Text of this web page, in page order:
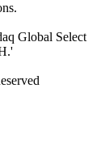
Global Select